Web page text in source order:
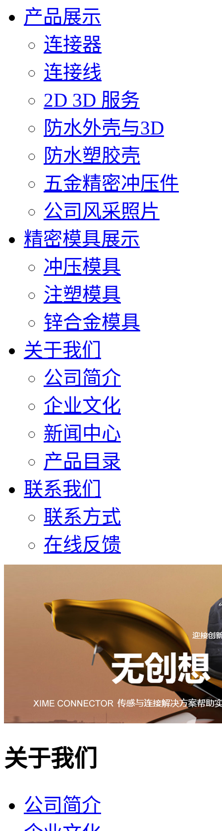
产品展示
连接器
连接线
2D 3D 服务
防水外壳与3D
防水塑胶壳
五金精密冲压件
公司风采照片
精密模具展示
冲压模具
注塑模具
锌合金模具
关于我们
公司简介
企业文化
新闻中心
产品目录
联系我们
联系方式
在线反馈
关于我们
公司简介